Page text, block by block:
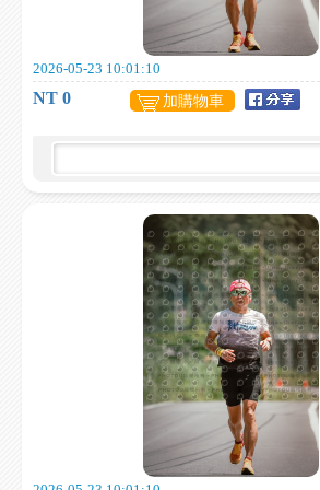
2026-05-23 10:01:10
NT 0 加購物車